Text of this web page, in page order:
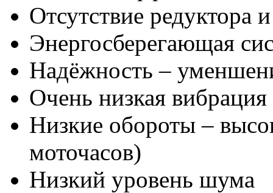
Отсутствие редуктора
Энергосберегающая
Надёжность –
Очень низкая вибрация
Низкие обороты –
моточасов)
Низкий уровень шума